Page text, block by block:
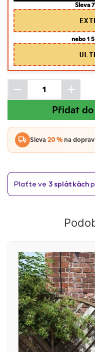
Sleva
nebo 1
Přidat
Sleva20 %na